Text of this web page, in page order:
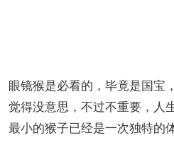
眼镜猴是必看的，毕竟是国宝
觉得没意思，不过不重要，人
最小的猴子已经是一次独特的